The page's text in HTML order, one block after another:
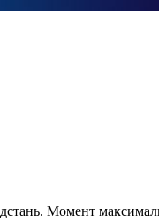
Момент